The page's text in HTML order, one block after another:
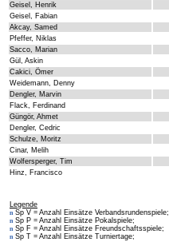
Geisel, Henrik
Geisel, Fabian
Akcay, Samed
Pfeffer, Niklas
Sacco, Marian
Gül, Askin
Cakici, Ömer
Weidemann, Denny
Dengler, Marvin
Flack, Ferdinand
Güngör, Ahmet
Dengler, Cedric
Schulze, Moritz
Cinar, Melih
Wolfersperger, Tim
Hinz, Francisco
Legende
nSp V = Anzahl Einsätze Verbandsrundenspiele;
nSp P = Anzahl Einsätze Pokalspiele;
nSp F = Anzahl Einsätze Freundschaftsspiele;
nSp T = Anzahl Einsätze Turniertage;